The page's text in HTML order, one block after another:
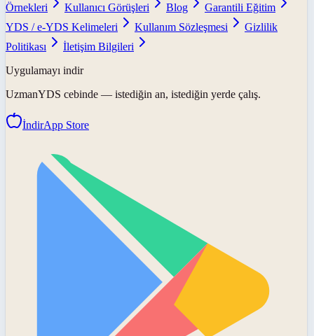
Örnekleri
Kullanıcı Görüşleri Blog
Garantili Eğitim
YDS / e-YDS Kelimeleri
Kullanım Sözleşmesi
Gizlilik
Politikası
İletişim Bilgileri
Uygulamayı indir
UzmanYDS cebinde — istediğin an, istediğin yerde çalış.
İndirApp Store